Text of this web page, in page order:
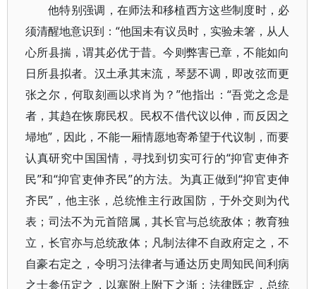
他特别强调，在师法和移植西方这些制度时，必
须清醒地意识到：“他国未有议员时，实验未箸，从人
心所县揣，谓其必优于昔。今则弊害已章，不能如向
日所县拟者。汉土承其末流，琴瑟不调，即改弦而更
张之尔，何取刻画以求肖为？”他指出：“吾党之念是
者，其趋在恢廓民权。民权不借代议以伸，而反因之
埽地”，因此，不能一厢情愿地寄希望于代议制，而要
认真研究中国国情，寻找到切实可行的“抑官吏伸齐
民”和“抑官吏伸齐民”的方法。为真正做到“抑官吏伸
齐民”，他主张，总统惟主行政国防，于外交则为代
表；司法不为元首陪属，其长官与总统敌体；教育独
立，长官亦与总统敌体；凡制法律不自政府定之，不
自豪右定之，令明习法律者与通达历史周知民间利病
之士参伍定之，以塞附上附下之渐；法律既定，总统